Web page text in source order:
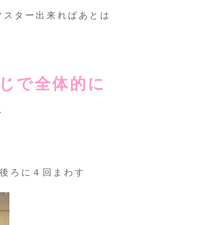
ター出来ればあとは
で全体的に
ろに４回まわす